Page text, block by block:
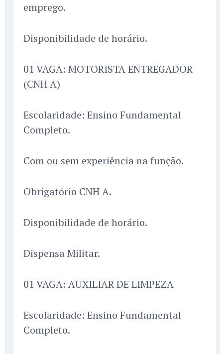
emprego.
Disponibilidade de horário.
01 VAGA: MOTORISTA ENTREGADOR
(CNH A)
Escolaridade: Ensino Fundamental
Completo.
Com ou sem experiência na função.
Obrigatório CNH A.
Disponibilidade de horário.
Dispensa Militar.
01 VAGA: AUXILIAR DE LIMPEZA
Escolaridade: Ensino Fundamental
Completo.